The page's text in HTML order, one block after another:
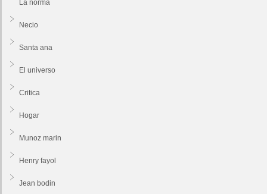
La norma
Necio
Santa ana
El universo
Critica
Hogar
Munoz marin
Henry fayol
Jean bodin